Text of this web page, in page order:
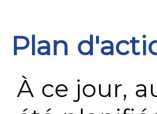
Plan
À ce jour,